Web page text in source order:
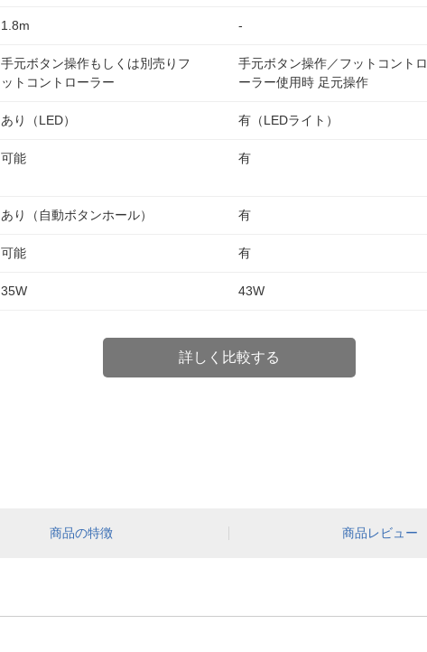
1.8m
手元ボタン操作もしくは別売りフ
ットコントローラー
あり（LED）
可能
あり（自動ボタンホール）
可能
35W
-
手元ボタン操作／フットコントロ
ーラー使用時 足元操作
有（LEDライト）
有
有
有
43W
詳しく比較する
商品の特徴 商品レビュー